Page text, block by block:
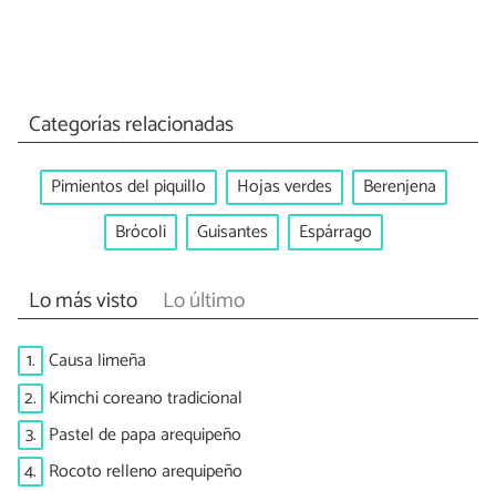
Categorías relacionadas
Pimientos del piquillo Hojas verdes
Berenjena
Brócoli
Guisantes Espárrago
Lo más visto Lo último
1. Causa limeña
2. Kimchi coreano tradicional
3. Pastel de papa arequipeño
4. Rocoto relleno arequipeño